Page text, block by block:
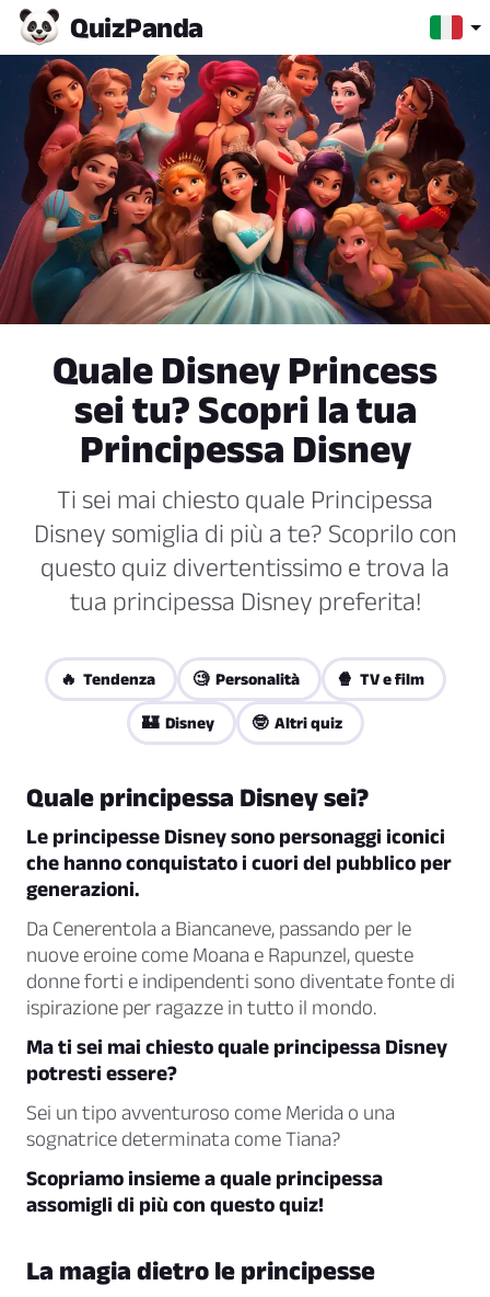
QuizPanda
Quale Disney Princess
sei tu? Scopri la tua
Principessa Disney
Ti sei mai chiesto quale Principessa
Disney somiglia di più a te? Scoprilo con
questo quiz divertentissimo e trova la
tua principessa Disney preferita!
🔥 Tendenza 🧐 Personalità 🍿 TV e film
🏰 Disney 🤓 Altri quiz
Quale principessa Disney sei?
Le principesse Disney sono personaggi iconici
che hanno conquistato i cuori del pubblico per
generazioni.
Da Cenerentola a Biancaneve, passando per le
nuove eroine come Moana e Rapunzel, queste
donne forti e indipendenti sono diventate fonte di
ispirazione per ragazze in tutto il mondo.
Ma ti sei mai chiesto quale principessa Disney
potresti essere?
Sei un tipo avventuroso come Merida o una
sognatrice determinata come Tiana?
Scopriamo insieme a quale principessa
assomigli di più con questo quiz!
La magia dietro le principesse